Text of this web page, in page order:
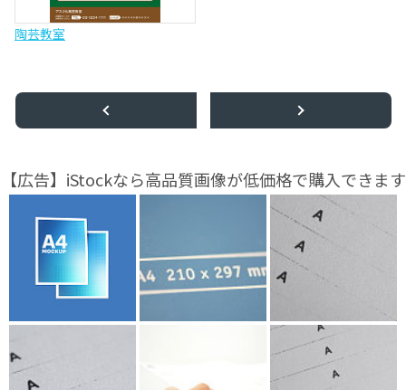
陶芸教室
【広告】iStockなら高品質画像が低価格で購入できます